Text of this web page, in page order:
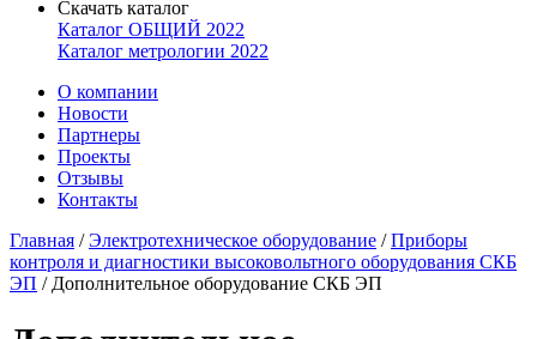
Скачать каталог
Каталог ОБЩИЙ 2022
Каталог метрологии 2022
О компании
Новости
Партнеры
Проекты
Отзывы
Контакты
Главная / Электротехническое оборудование / Приборы
контроля и диагностики высоковольтного оборудования СКБ
ЭП / Дополнительное оборудование СКБ ЭП